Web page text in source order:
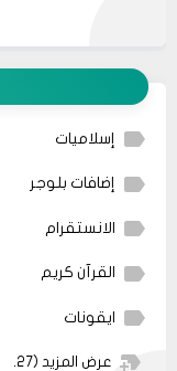
إسلاميات
إضافات بلوجر
الانستقرام
القرآن كريم
ايقونات
عرض المزيد (27)